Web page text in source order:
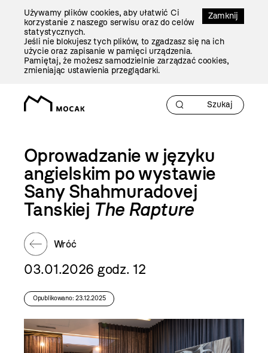
Zamknij
Używamy plików cookies, aby ułatwić Ci
korzystanie z naszego serwisu oraz do celów
statystycznych.
Jeśli nie blokujesz tych plików, to zgadzasz się na ich
użycie oraz zapisanie w pamięci urządzenia.
Pamiętaj, że możesz samodzielnie zarządzać cookies,
zmieniając ustawienia przeglądarki.
Oprowadzanie w języku
angielskim po wystawie
Sany Shahmuradovej
Tanskiej The Rapture
Wróć
03.01.2026 godz. 12
Opublikowano: 23.12.2025